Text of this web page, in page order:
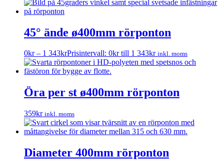
45° ände ø400mm rörponton
0kr – 1 343krPrisintervall: 0kr till 1 343kr inkl. moms
Öra per st ø400mm rörponton
359kr inkl. moms
Diameter 400mm rörponton